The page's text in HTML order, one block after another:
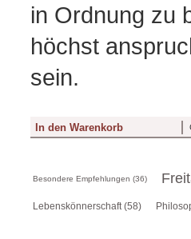
in Ordnung zu
höchst
sein.
Besondere Empfehlungen (36)
Lebenskönnerschaft (58)